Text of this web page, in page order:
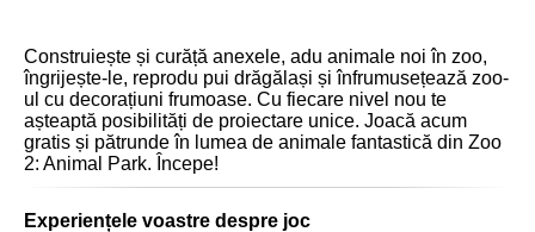
Construiește și curăță anexele, adu animale noi în zoo,
îngrijește-le, reprodu pui drăgălași și înfrumusețează zoo-
ul cu decorațiuni frumoase. Cu fiecare nivel nou te
așteaptă posibilități de proiectare unice. Joacă acum
gratis și pătrunde în lumea de animale fantastică din Zoo
2: Animal Park. Începe!
Experiențele voastre despre joc